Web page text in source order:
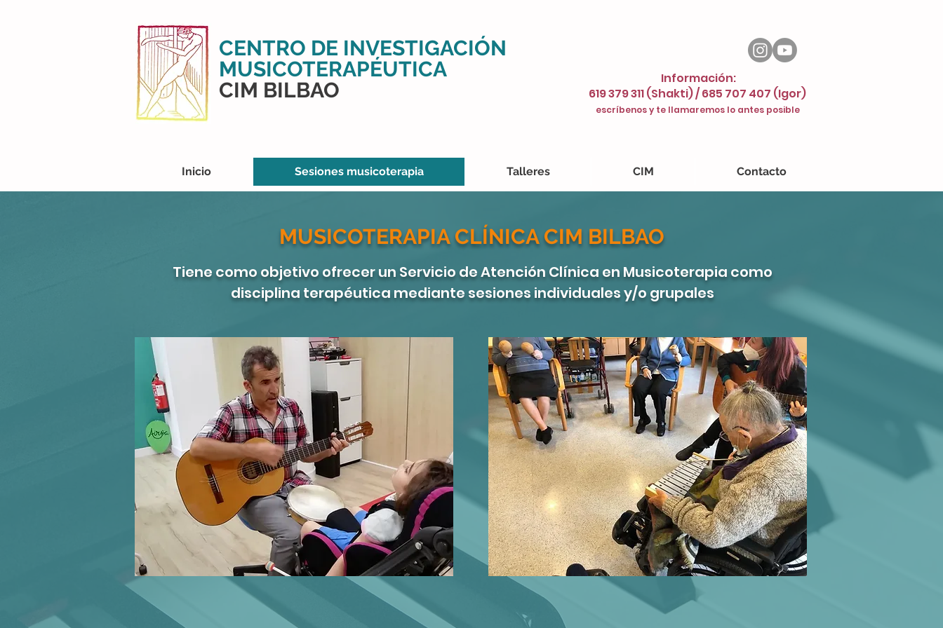
CENTRO DE INVESTIGACIÓN
MUSICOTERAPÉUTICA
CIM BILBAO
Información:
619 379 311 (Shakti) / 685 707 407 (Igor)
escríbenos y te llamaremos lo antes posible
Inicio Sesiones musicoterapia Talleres CIM Contacto
MUSICOTERAPIA CLÍNICA CIM BILBAO
Tiene como objetivo ofrecer un Servicio de Atención Clínica en Musicoterapia como
disciplina terapéutica mediante sesiones individuales y/o grupales